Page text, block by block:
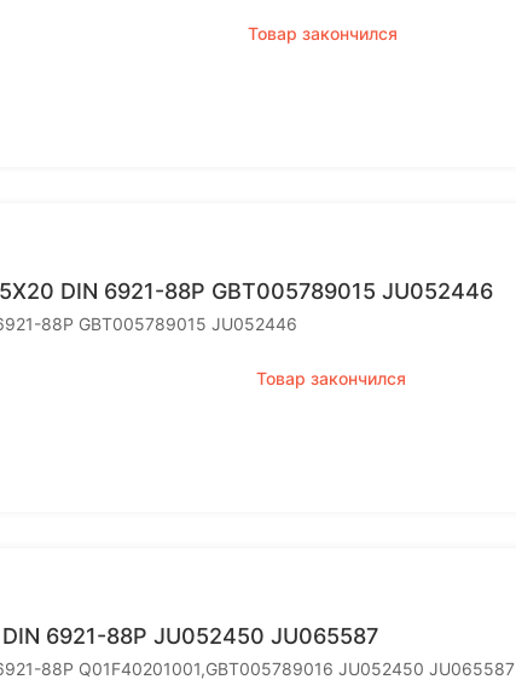
Товар закончился
DIN 6921-88P GBT005789015 JU052446
88P GBT005789015 JU052446
Товар закончился
6921-88P JU052450 JU065587
88P Q01F40201001,GBT005789016 JU052450 JU065587